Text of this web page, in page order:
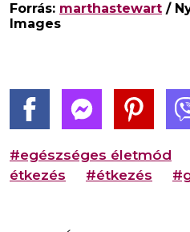
Forrás: marthastewart /
Images
#egészséges életmód
étkezés
#étkezés